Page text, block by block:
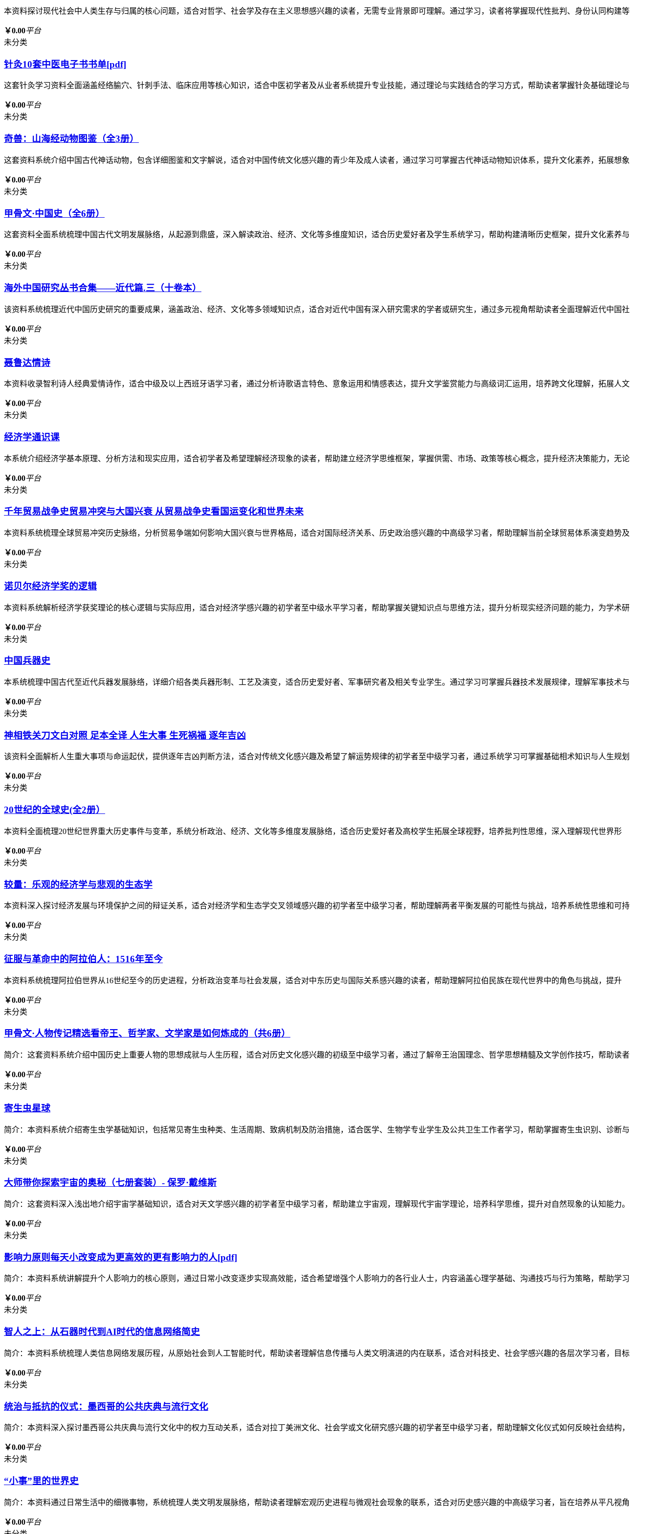
本资料探讨现代社会中人类生存与归属的核心问题，适合对哲学、社会学及存在主义思想感兴趣的读者，无需专业背景即可理解。通过学习，读者将掌握现代性批判、身份认同构建等
￥0.00平台
未分类
针灸10套中医电子书书单[pdf]
这套针灸学习资料全面涵盖经络腧穴、针刺手法、临床应用等核心知识，适合中医初学者及从业者系统提升专业技能，通过理论与实践结合的学习方式，帮助读者掌握针灸基础理论与
￥0.00平台
未分类
奇兽：山海经动物图鉴（全3册）
这套资料系统介绍中国古代神话动物，包含详细图鉴和文字解说，适合对中国传统文化感兴趣的青少年及成人读者，通过学习可掌握古代神话动物知识体系，提升文化素养，拓展想象
￥0.00平台
未分类
甲骨文·中国史（全6册）
这套资料全面系统梳理中国古代文明发展脉络，从起源到鼎盛，深入解读政治、经济、文化等多维度知识，适合历史爱好者及学生系统学习，帮助构建清晰历史框架，提升文化素养与
￥0.00平台
未分类
海外中国研究丛书合集——近代篇.三（十卷本）
该资料系统梳理近代中国历史研究的重要成果，涵盖政治、经济、文化等多领域知识点，适合对近代中国有深入研究需求的学者或研究生，通过多元视角帮助读者全面理解近代中国社
￥0.00平台
未分类
聂鲁达情诗
本资料收录智利诗人经典爱情诗作，适合中级及以上西班牙语学习者，通过分析诗歌语言特色、意象运用和情感表达，提升文学鉴赏能力与高级词汇运用，培养跨文化理解，拓展人文
￥0.00平台
未分类
经济学通识课
本系统介绍经济学基本原理、分析方法和现实应用，适合初学者及希望理解经济现象的读者，帮助建立经济学思维框架，掌握供需、市场、政策等核心概念，提升经济决策能力，无论
￥0.00平台
未分类
千年贸易战争史贸易冲突与大国兴衰 从贸易战争史看国运变化和世界未来
本资料系统梳理全球贸易冲突历史脉络，分析贸易争端如何影响大国兴衰与世界格局，适合对国际经济关系、历史政治感兴趣的中高级学习者，帮助理解当前全球贸易体系演变趋势及
￥0.00平台
未分类
诺贝尔经济学奖的逻辑
本资料系统解析经济学获奖理论的核心逻辑与实际应用，适合对经济学感兴趣的初学者至中级水平学习者，帮助掌握关键知识点与思维方法，提升分析现实经济问题的能力，为学术研
￥0.00平台
未分类
中国兵器史
本系统梳理中国古代至近代兵器发展脉络，详细介绍各类兵器形制、工艺及演变，适合历史爱好者、军事研究者及相关专业学生。通过学习可掌握兵器技术发展规律，理解军事技术与
￥0.00平台
未分类
神相铁关刀文白对照 足本全译 人生大事 生死祸福 逐年吉凶
该资料全面解析人生重大事项与命运起伏，提供逐年吉凶判断方法，适合对传统文化感兴趣及希望了解运势规律的初学者至中级学习者，通过系统学习可掌握基础相术知识与人生规划
￥0.00平台
未分类
20世纪的全球史(全2册）
本资料全面梳理20世纪世界重大历史事件与变革，系统分析政治、经济、文化等多维度发展脉络，适合历史爱好者及高校学生拓展全球视野，培养批判性思维，深入理解现代世界形
￥0.00平台
未分类
较量：乐观的经济学与悲观的生态学
本资料深入探讨经济发展与环境保护之间的辩证关系，适合对经济学和生态学交叉领域感兴趣的初学者至中级学习者，帮助理解两者平衡发展的可能性与挑战，培养系统性思维和可持
￥0.00平台
未分类
征服与革命中的阿拉伯人：1516年至今
本资料系统梳理阿拉伯世界从16世纪至今的历史进程，分析政治变革与社会发展，适合对中东历史与国际关系感兴趣的读者，帮助理解阿拉伯民族在现代世界中的角色与挑战，提升
￥0.00平台
未分类
甲骨文·人物传记精选看帝王、哲学家、文学家是如何炼成的（共6册）
简介：这套资料系统介绍中国历史上重要人物的思想成就与人生历程，适合对历史文化感兴趣的初级至中级学习者，通过了解帝王治国理念、哲学思想精髓及文学创作技巧，帮助读者
￥0.00平台
未分类
寄生虫星球
简介：本资料系统介绍寄生虫学基础知识，包括常见寄生虫种类、生活周期、致病机制及防治措施，适合医学、生物学专业学生及公共卫生工作者学习，帮助掌握寄生虫识别、诊断与
￥0.00平台
未分类
大师带你探索宇宙的奥秘（七册套装）- 保罗·戴维斯
简介：这套资料深入浅出地介绍宇宙学基础知识，适合对天文学感兴趣的初学者至中级学习者，帮助建立宇宙观，理解现代宇宙学理论，培养科学思维，提升对自然现象的认知能力。
￥0.00平台
未分类
影响力原则每天小改变成为更高效的更有影响力的人[pdf]
简介：本资料系统讲解提升个人影响力的核心原则，通过日常小改变逐步实现高效能，适合希望增强个人影响力的各行业人士，内容涵盖心理学基础、沟通技巧与行为策略，帮助学习
￥0.00平台
未分类
智人之上：从石器时代到AI时代的信息网络简史
简介：本资料系统梳理人类信息网络发展历程，从原始社会到人工智能时代，帮助读者理解信息传播与人类文明演进的内在联系，适合对科技史、社会学感兴趣的各层次学习者，目标
￥0.00平台
未分类
统治与抵抗的仪式：墨西哥的公共庆典与流行文化
简介：本资料深入探讨墨西哥公共庆典与流行文化中的权力互动关系，适合对拉丁美洲文化、社会学或文化研究感兴趣的初学者至中级学习者，帮助理解文化仪式如何反映社会结构，
￥0.00平台
未分类
“小事”里的世界史
简介：本资料通过日常生活中的细微事物，系统梳理人类文明发展脉络，帮助读者理解宏观历史进程与微观社会现象的联系，适合对历史感兴趣的中高级学习者，旨在培养从平凡视角
￥0.00平台